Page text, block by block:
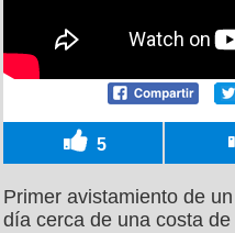
5
Primer avistamiento de
día cerca de una costa de